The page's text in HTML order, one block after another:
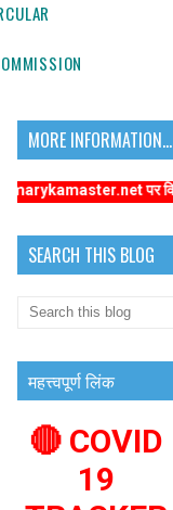
MORE INFORMATION...
पर क्लिक करे
SEARCH THIS BLOG
महत्त्वपूर्ण लिंक
🔴 COVID
19